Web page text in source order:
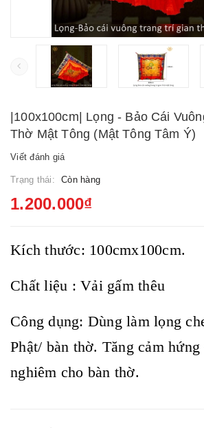
|100x100cm| Lọng - Bảo Cái
Thờ Mật Tông (Mật Tông Tâm Ý)
Viết đánh giá
Trạng thái: Còn hàng
1.200.000₫
Kích thước: 100cmx100cm.
Chất liệu : Vải gấm thêu
Công dụng: Dùng làm lọng
Phật/ bàn thờ. Tăng cảm hứng
nghiêm cho bàn thờ.